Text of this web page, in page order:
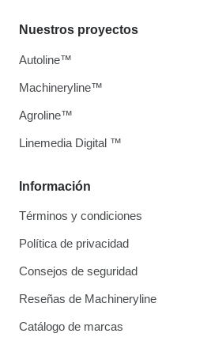
Información
Términos y condiciones
Política de privacidad
Consejos de seguridad
Reseñas de Machineryline
Catálogo de marcas
Nuestros proyectos
Autoline™
Machineryline™
Agroline™
Linemedia Digital ™